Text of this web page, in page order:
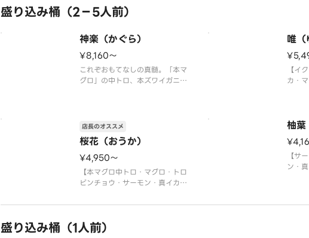
盛り込み桶（2－5人前）
神楽（かぐら）
¥8,160〜
これぞおもてなしの真髄。「本マ
グロ」の中トロ、本ズワイガニ、
ーモン・大生エビ・本マグロ中ト
ロ・本ズワイガニ・うなぎ・ウニ
軍艦・イクラ軍艦・切玉子】
〈本マグロ中トロ使用〉
※写真は5人前です。
唯（
【イ
カ・
※写真
桜花（おうか）
店長のオススメ
¥4,950〜
【本マグロ中トロ・マグロ・トロ
ビンチョウ・サーモン・真イカ・
ギトロ軍艦・切玉子】
※写真は5人前です。
柚葉
【サ
ン・
盛り込み桶（1人前）